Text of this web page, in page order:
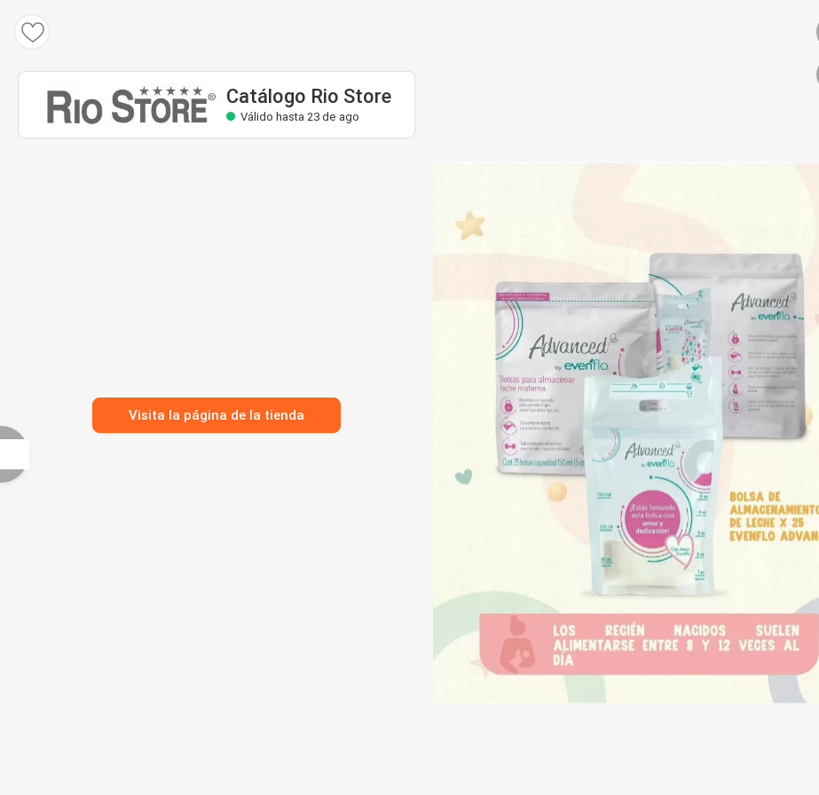
Catálogo Rio Store
Válido hasta 23 de ago
Visita la página de la tienda